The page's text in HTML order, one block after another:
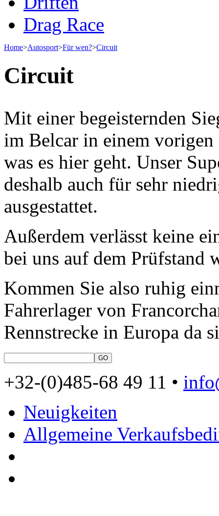
Drag Race
Home>Autosport>Für wen?>Circuit
Circuit
Mit einer begeisternden
im Belcar in einem
was es hier geht. Unser
deshalb auch für sehr
ausgestattet.
Außerdem verlässt keine
bei uns auf dem Prüfstand
Kommen Sie also ruhig
Fahrerlager von
Rennstrecke in Europa da
+32-(0)485-68 49 11 •
Neuigkeiten
Allgemeine